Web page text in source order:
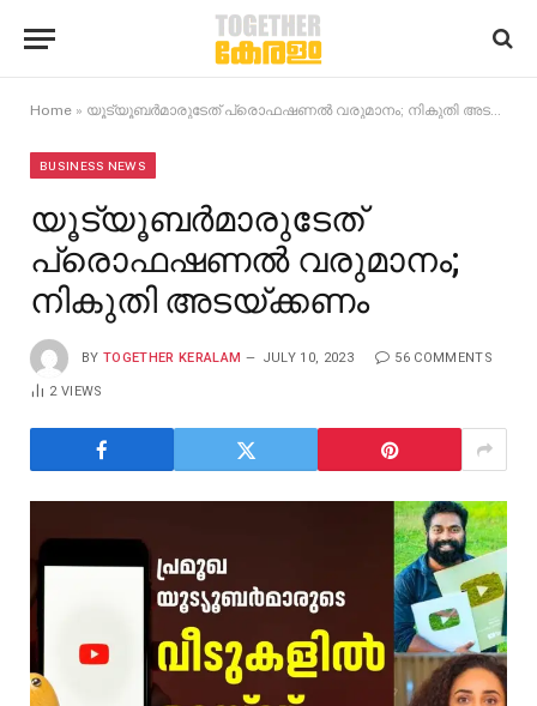
Home » യൂട്യൂബര്‍മാരുടേത് പ്രൊഫഷണൽ വരുമാനം; നികുതി അടയ്ക്കണം
BUSINESS NEWS
യൂട്യൂബര്‍മാരുടേത്
പ്രൊഫഷണൽ വരുമാനം;
നികുതി അടയ്ക്കണം
BY TOGETHER KERALAM JULY 10, 2023 56 COMMENTS
2VIEWS